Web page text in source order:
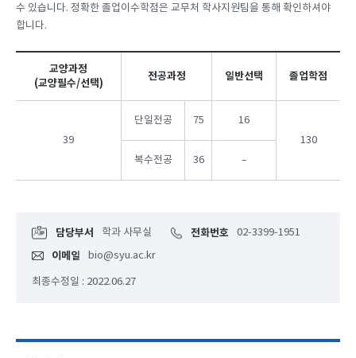
수 있습니다. 정확한 졸업이수학점은 교무처 학사지원팀을 통해 확인하셔야
합니다.
교양과정
(교양필수/선택)
전공과정 일반선택 졸업학점
39
단일전공 75
16
130
복수전공
36 –
담당부서 학과 사무실 전화번호 02-3399-1951
이메일 bio@syu.ac.kr
최종수정일 : 2022.06.27